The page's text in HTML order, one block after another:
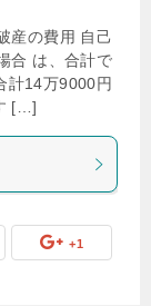
産の費用 自己
合 は、合計で
計14万9000円
[…]
+1